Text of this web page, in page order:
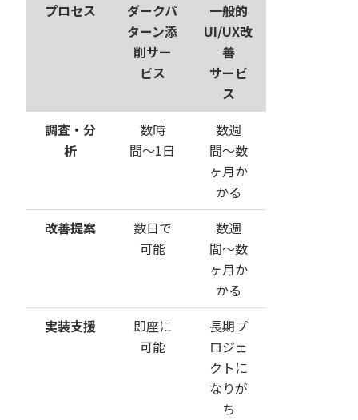
プロセス
ダークパ
ターン添
削サー
ビス
一般的
UI/UX改
善
サービ
ス
調査・分
析
数時
間〜1日
数週
間〜数
ヶ月か
かる
改善提案
数日で
可能
数週
間〜数
ヶ月か
かる
実装支援
即座に
可能
長期プ
ロジェ
クトに
なりが
ち